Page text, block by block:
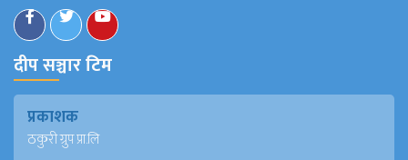
दीप सञ्चार टिम
प्रकाशक
ठकुरी ग्रुप प्रा.लि